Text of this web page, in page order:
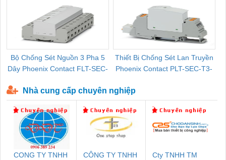
Bộ Chống Sét Nguồn 3 Pha 5
Dây Phoenix Contact FLT-SEC-
Thiết Bị Chống Sét Lan Truyền
Phoenix Contact PLT-SEC-T3-
Nhà cung cấp chuyên nghiệp
CONG TY TNHH
CÔNG TY TNHH
Cty TNHH TM